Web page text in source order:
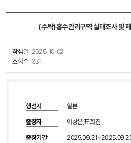
(수탁)홍수관리구역 실태조사 및
작성일 2025-10-02
조회수 331
행선지 일본
출장자 이상은,표희진
출장기간